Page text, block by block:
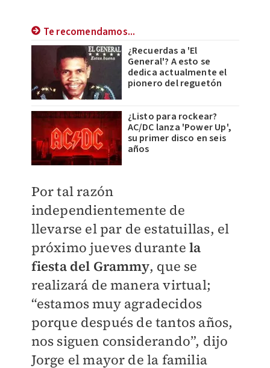
Te recomendamos...
¿Recuerdas a 'El
General'? A esto se
dedica actualmente el
pionero del reguetón
¿Listo para rockear?
AC/DC lanza 'Power Up',
su primer disco en seis
años
Por tal razón
independientemente de
llevarse el par de estatuillas, el
próximo jueves durante la
fiesta del Grammy, que se
realizará de manera virtual;
“estamos muy agradecidos
porque después de tantos años,
nos siguen considerando”, dijo
Jorge el mayor de la familia